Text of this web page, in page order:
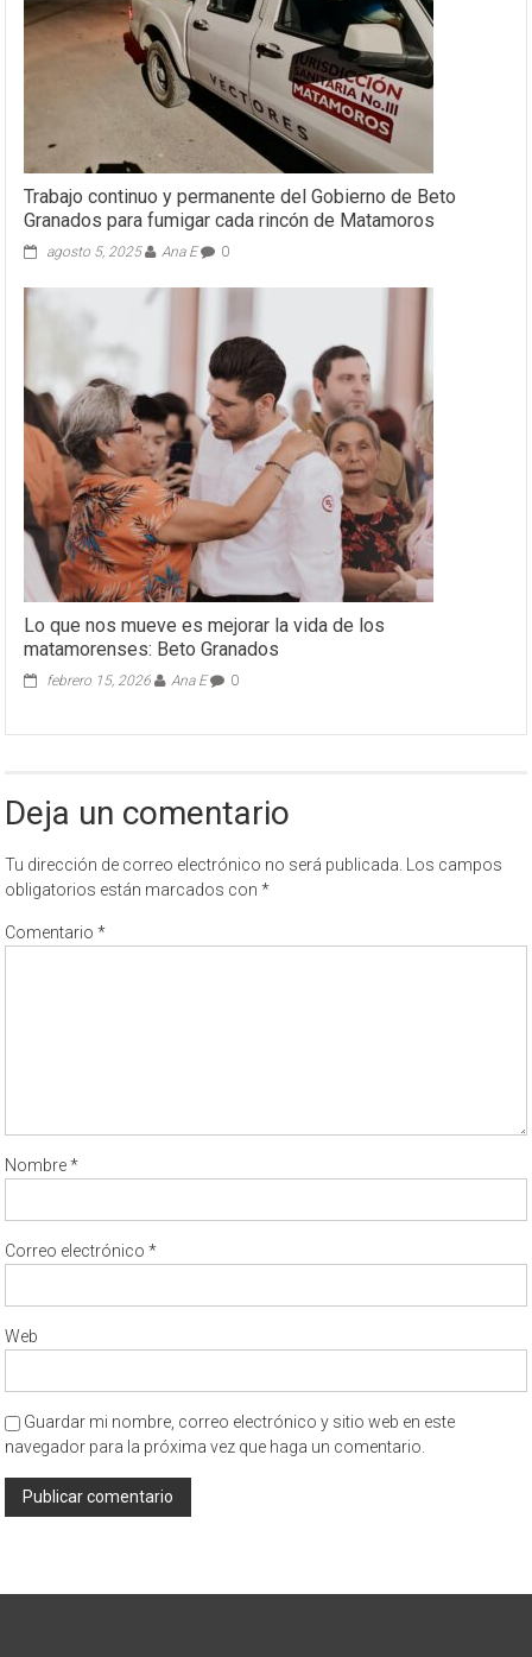
Trabajo continuo y permanente del Gobierno de Beto
Granados para fumigar cada rincón de Matamoros
agosto 5, 2025 Ana E 0
Lo que nos mueve es mejorar la vida de los
matamorenses: Beto Granados
febrero 15, 2026 Ana E 0
Deja un comentario
Tu dirección de correo electrónico no será publicada.
Los campos
obligatorios están marcados con*
Comentario*
Nombre*
Correo electrónico*
Web
Guardar mi nombre, correo electrónico y sitio web en este
navegador para la próxima vez que haga un comentario.